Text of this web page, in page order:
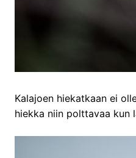
Kalajoen hiekatkaan ei
hiekka niin polttavaa kun